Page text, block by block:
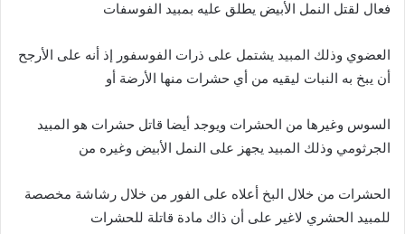
فعال لقتل النمل الأبيض يطلق عليه بمبيد الفوسفات
العضوي وذلك المبيد يشتمل على ذرات الفوسفور إذ أنه على الأرجح
أن يبخ به النبات ليقيه من أي حشرات منها الأرضة أو
السوس وغيرها من الحشرات ويوجد أيضا قاتل حشرات هو المبيد
الجرثومي وذلك المبيد يجهز على النمل الأبيض وغيره من
الحشرات من خلال البخ أعلاه على الفور من خلال رشاشة مخصصة
للمبيد الحشري لاغير على أن ذاك مادة قاتلة للحشرات